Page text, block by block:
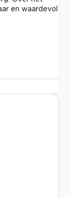
en waardevol